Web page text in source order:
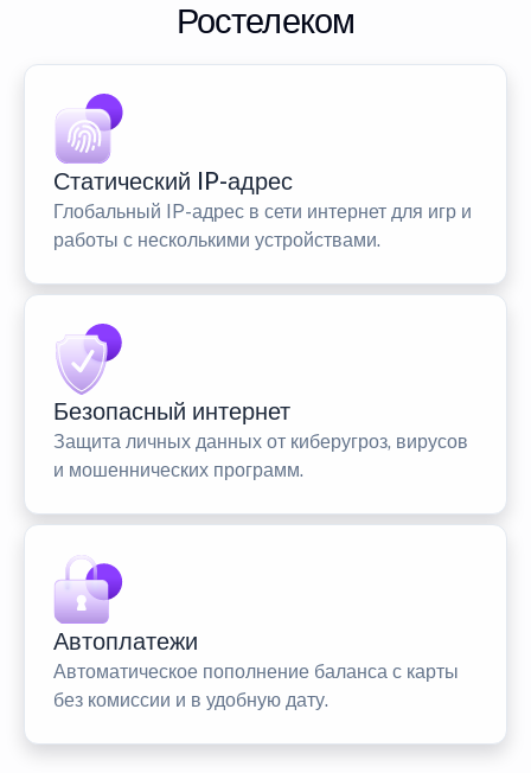
Ростелеком
Статический IP-адрес
Глобальный IP-адрес в сети интернет для игр и
работы с несколькими устройствами.
Безопасный интернет
Защита личных данных от киберугроз, вирусов
и мошеннических программ.
Автоплатежи
Автоматическое пополнение баланса с карты
без комиссии и в удобную дату.